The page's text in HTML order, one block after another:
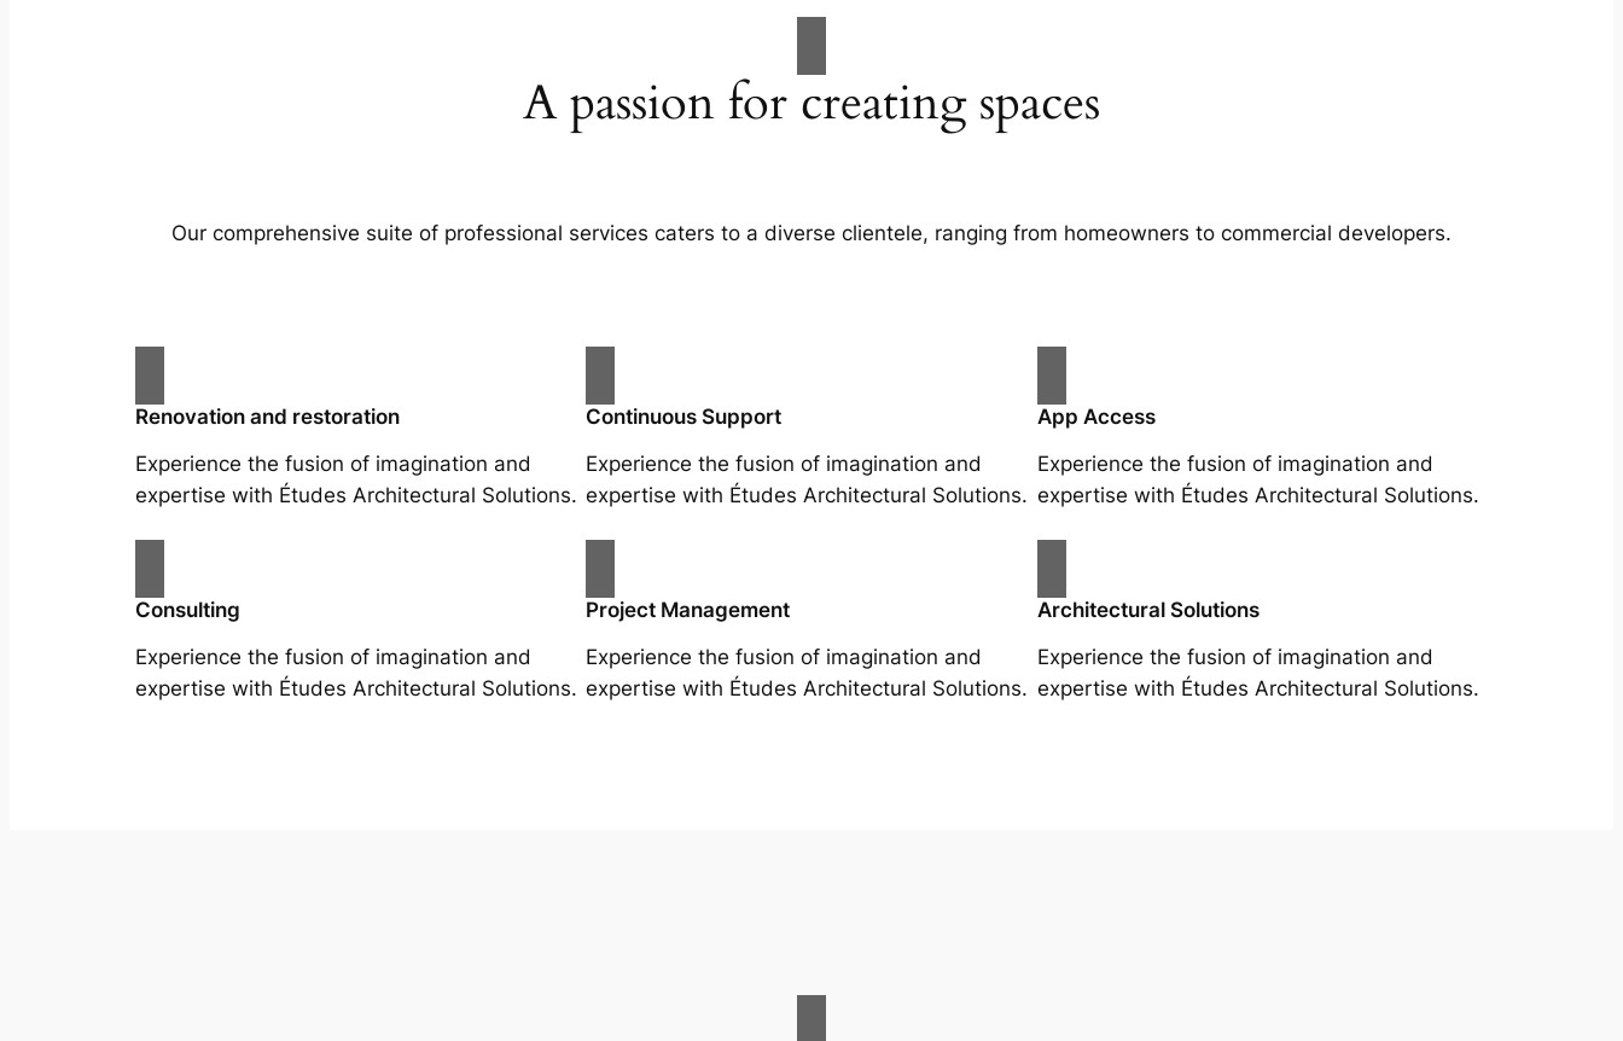
A passion for creating spaces
Our comprehensive suite of professional services caters to a diverse clientele, ranging from homeowners to commercial developers.
Renovation and restoration
Experience the fusion of imagination and
expertise with Études Architectural Solutions.
Continuous Support
Experience the fusion of imagination and
expertise with Études Architectural Solutions.
App Access
Experience the fusion of imagination and
expertise with Études Architectural Solutions.
Consulting
Experience the fusion of imagination and
expertise with Études Architectural Solutions.
Project Management
Experience the fusion of imagination and
expertise with Études Architectural Solutions.
Architectural Solutions
Experience the fusion of imagination and
expertise with Études Architectural Solutions.